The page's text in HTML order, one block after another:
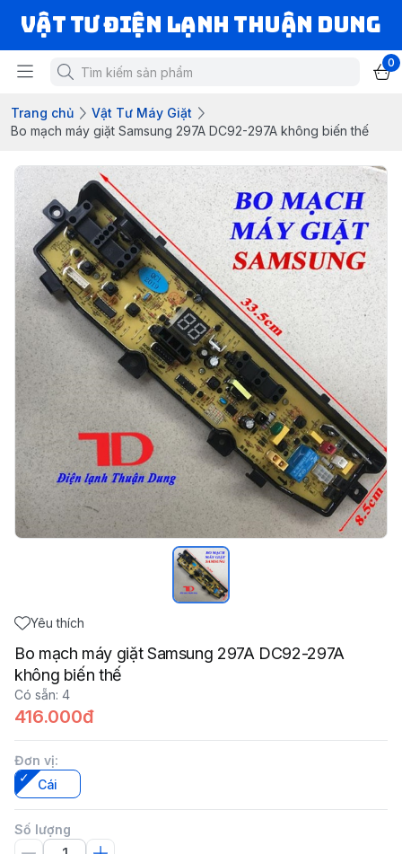
VẬT TƯ ĐIỆN LẠNH THUẬN DUNG
0
Trang chủ
Vật Tư Máy Giặt
Bo mạch máy giặt Samsung 297A DC92-297A không biến thế
Yêu thích
Bo mạch máy giặt Samsung 297A DC92-297A
không biến thế
Có sẵn: 4
416.000đ
Đơn vị:
Cái
Số lượng